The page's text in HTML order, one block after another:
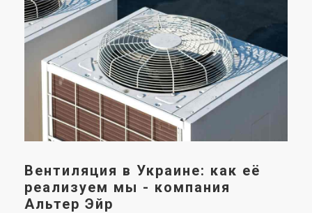
Вентиляция в Украине: как её
реализуем мы - компания
Альтер Эйр